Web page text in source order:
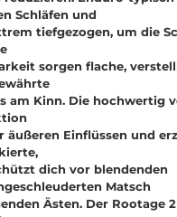
Schläfen und
tiefgezogen, um die
sorgen flache,
am Kinn. Die hochwertig
äußeren Einflüssen und
dich vor blendenden
Matsch
Ästen. Der Rootage